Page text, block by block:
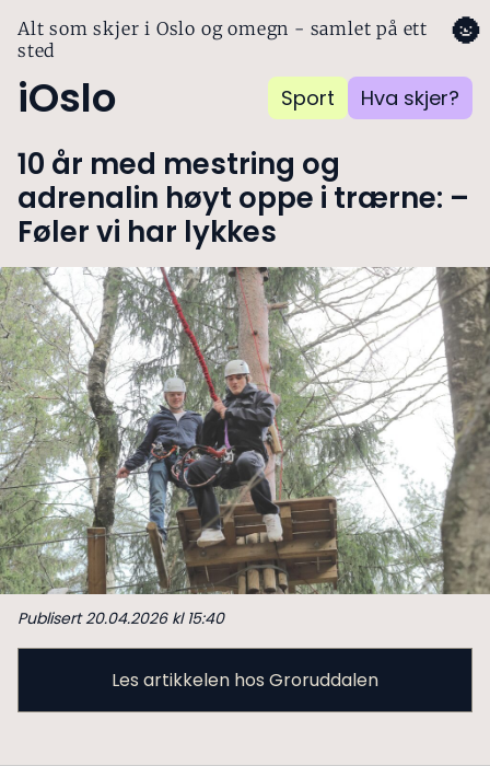
Alt som skjer i Oslo og omegn - samlet på ett
sted
iOslo Sport Hva skjer?
🌚
10 år med mestring og
adrenalin høyt oppe i trærne: –
Føler vi har lykkes
Publisert 20.04.2026 kl 15:40
Les artikkelen hos Groruddalen